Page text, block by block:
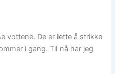
vottene. De er lette å strikke
i gang. Til nå har jeg